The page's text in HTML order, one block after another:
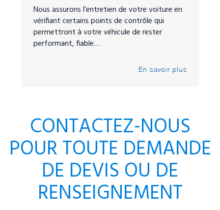
Nous assurons l’entretien de votre voiture en
vérifiant certains points de contrôle qui
permettront à votre véhicule de rester
performant, fiable…
En savoir plus
CONTACTEZ-NOUS
POUR TOUTE DEMANDE
DE DEVIS OU DE
RENSEIGNEMENT